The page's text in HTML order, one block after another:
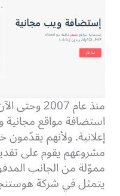
منذ عام
استضافة مواقع مجانية
إعلانية. ولأنهم
مشروعهم يقوم على
مموّلة من الجانب
يتمثل في شركة